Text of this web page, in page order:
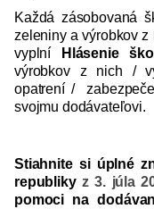
Každá zásobovaná
zeleniny a výrobkov
vyplní
Hlásenie
výrobkov z nich /
opatrení /
svojmu dodávateľovi.
Stiahnite si úplné
republikyz 3. júla
pomoci na